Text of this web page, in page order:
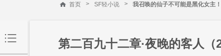
首页 > SF轻小说 > 我召唤的仙子不可能是黑化女主！
第二百九十二章·夜晚的客人（